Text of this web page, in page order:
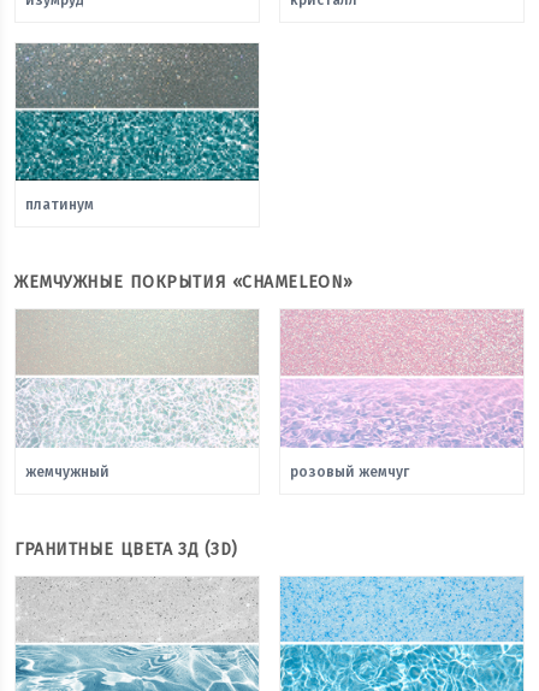
платинум
ЖЕМЧУЖНЫЕ ПОКРЫТИЯ «CHAMELEON»
жемчужный розовый жемчуг
ГРАНИТНЫЕ ЦВЕТА 3Д (3D)